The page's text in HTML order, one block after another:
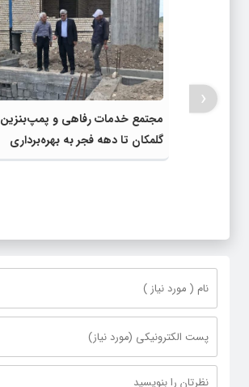
مجتمع خدمات رفاهی و پمپ‌بنزین
گلمکان تا دهه فجر به بهره‌برداری
می‌رسد
‹